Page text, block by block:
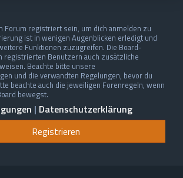
Forum registriert sein, um dich anmelden zu
ist in wenigen Augenblicken erledigt und
Funktionen zuzugreifen. Die Board-
registrierten Benutzern auch zusätzliche
Beachte bitte unsere
und die verwandten Regelungen, bevor du
beachte auch die jeweiligen Forenregeln, wenn
bewegst.
| Datenschutzerklärung
Registrieren